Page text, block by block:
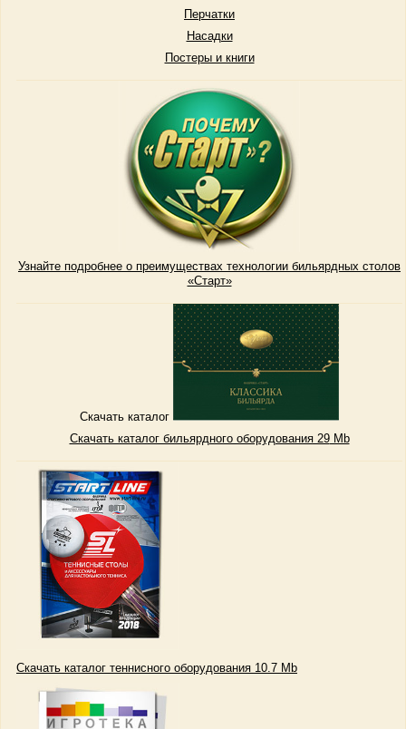
Перчатки
Насадки
Постеры и книги
Узнайте подробнее о преимуществах технологии бильярдных столов
«Старт»
Скачать каталог
Скачать каталог бильярдного оборудования 29Mb
Скачать каталог теннисного оборудования 10.7 Mb